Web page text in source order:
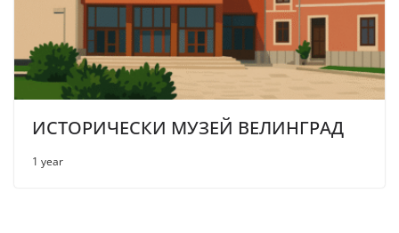
ИСТОРИЧЕСКИ МУЗЕЙ ВЕЛИНГРАД
1 year